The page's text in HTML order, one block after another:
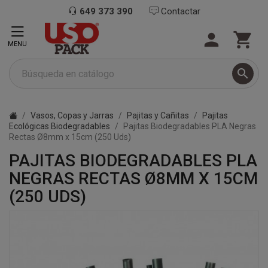
649 373 390 Contactar

 
MENU
Vasos, Copas y Jarras Pajitas y Cañitas
Pajitas
Ecológicas Biodegradables
Pajitas Biodegradables PLA Negras
Rectas Ø8mm x 15cm (250 Uds)
PAJITAS BIODEGRADABLES PLA
NEGRAS RECTAS Ø8MM X 15CM
(250 UDS)